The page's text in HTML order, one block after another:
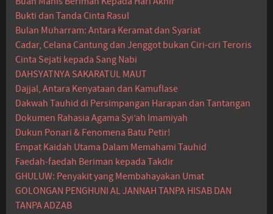
Bukti dan Tanda Cinta Rasul
Bulan Muharram: Antara Keramat dan Syariat
Cadar, Celana Cantung dan Jenggot bukan Ciri-ciri Teroris
Cinta Sejati kepada Sang Nabi
DAHSYATNYA SAKARATUL MAUT
Dajjal, Antara Kenyataan dan Kamuflase
Dakwah Tauhid di Persimpangan Harapan dan Tantangan
Dokumen Rahasia Agama Syi’ah Imamiyah
Dukun Ponari & Fenomena Batu Petir!
Empat Kaidah Utama Dalam Memahami Tauhid
Faedah-faedah Beriman kepada Takdir
GHULUW: Penyakit yang Membahayakan Umat
GOLONGAN PENGHUNI AL JANNAH TANPA HISAB DAN
TANPA ADZAB